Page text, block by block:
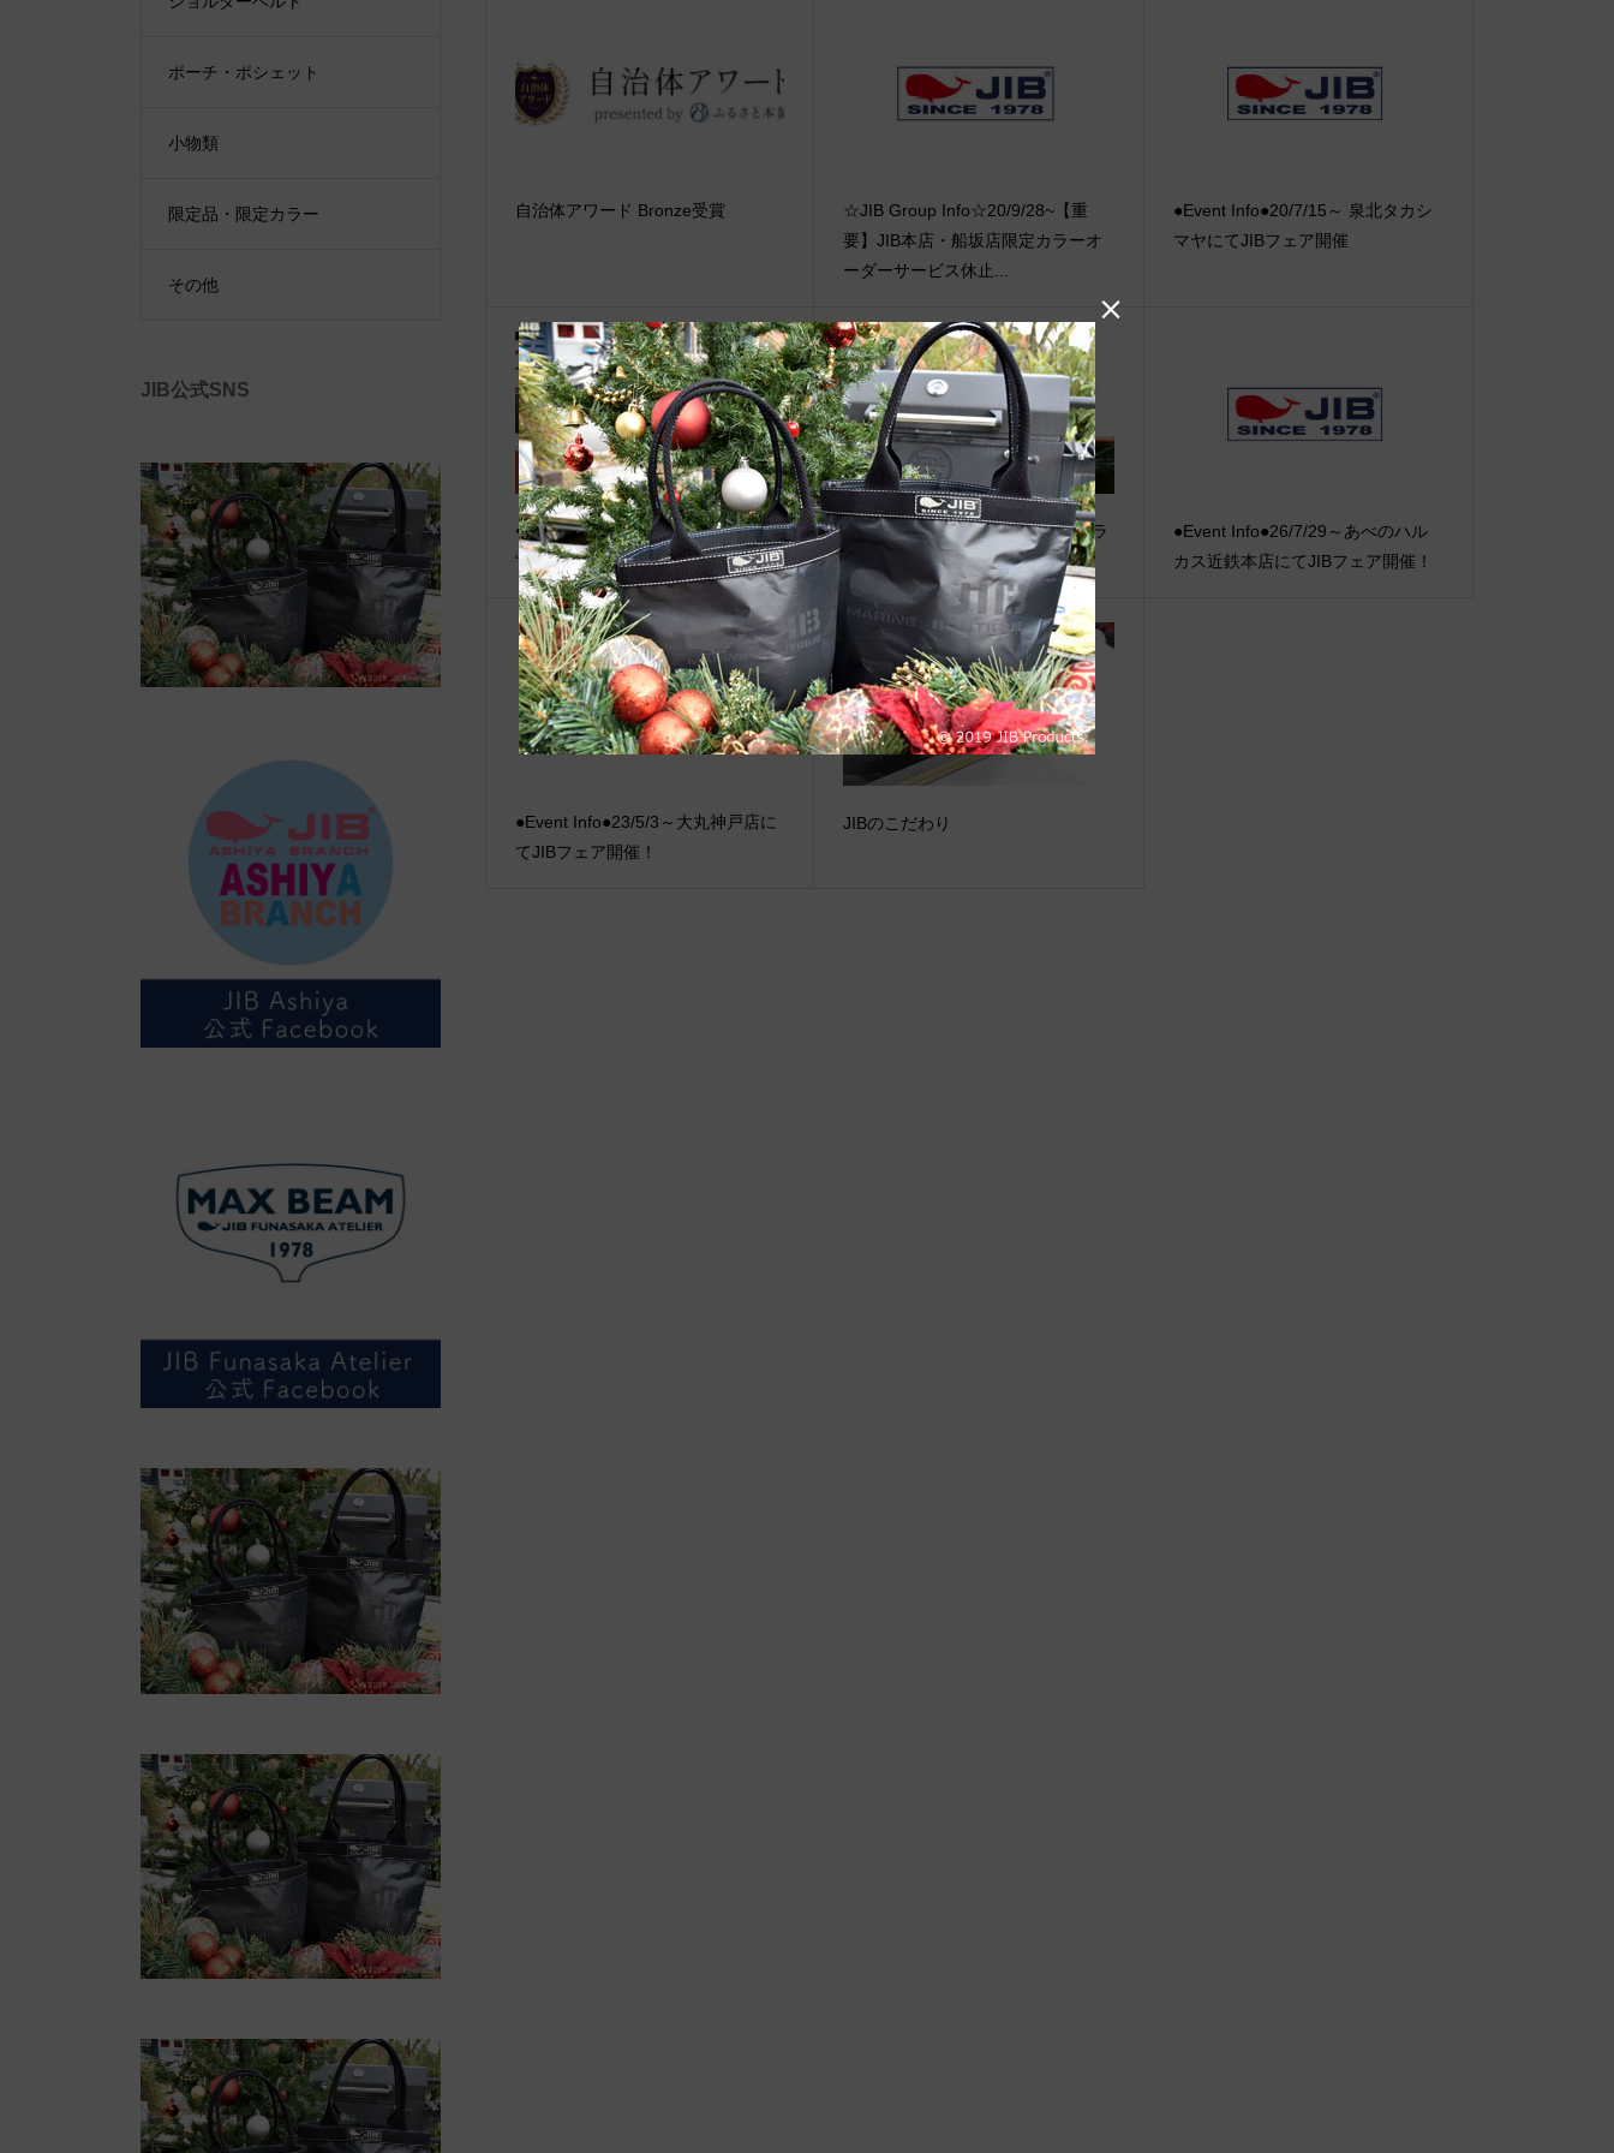
自治体アワード Bronze受賞
☆JIB Group Info☆20/9/28~【重
要】JIB本店・船坂店限定カラーオ
ーダーサービス休止...
●Event Info●20/7/15～ 泉北タカシ
マヤにてJIBフェア開催
◆web更新Info◆21/1/1〜 新着商品
“WEB初売り2021限定”
ヨット雑誌「kazi（かじ）」でフラ
ッグシリーズ限定販売
●Event Info●26/7/29～あべのハル
カス近鉄本店にてJIBフェア開催！
●Event Info●23/5/3～大丸神戸店に
てJIBフェア開催！
JIBのこだわり
ポーチ・ポシェット
小物類
限定品・限定カラー
その他
JIB公式SNS
